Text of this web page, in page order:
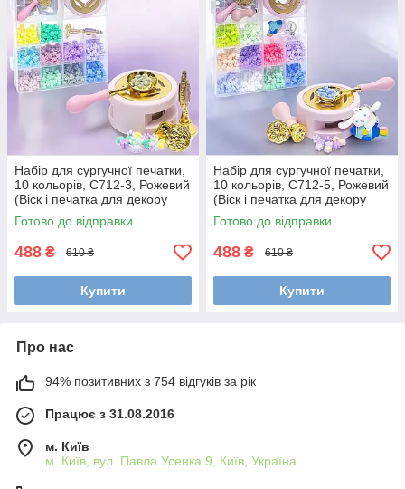
Набір для сургучної печатки,
10 кольорів, C712-3, Рожевий
(Віск і печатка для декору
конвертів і подарунків)
Готово до відправки
488 ₴ 610 ₴
Купити
Набір для сургучної печатки,
10 кольорів, C712-5, Рожевий
(Віск і печатка для декору
конвертів і подарунків)
Готово до відправки
488 ₴ 610 ₴
Купити
Про нас
94% позитивних з 754 відгуків за рік
Працює з 31.08.2016
м. Київ
м. Київ, вул. Павла Усенка 9, Київ, Україна